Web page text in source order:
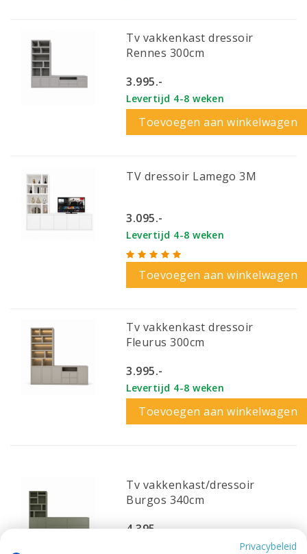
Tv vakkenkast dressoir
Rennes 300cm
3.995.-
Levertijd 4-8 weken
Toevoegen aan winkelwagen
TV dressoir Lamego 3M
3.095.-
Levertijd 4-8 weken
Toevoegen aan winkelwagen
Tv vakkenkast dressoir
Fleurus 300cm
3.995.-
Levertijd 4-8 weken
Toevoegen aan winkelwagen
Tv vakkenkast/dressoir
Burgos 340cm
4.395.-
Privacybeleid